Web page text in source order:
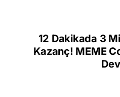
12 Dakikada 3
Kazanç! MEME